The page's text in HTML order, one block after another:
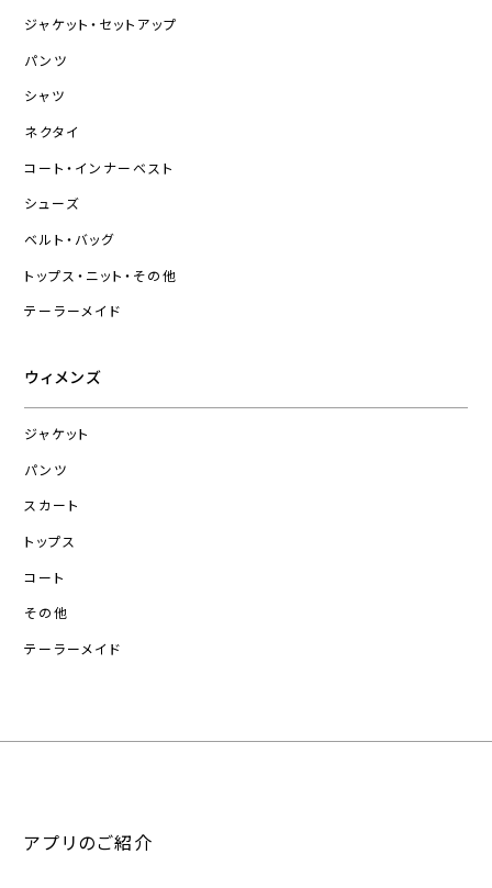
ジャケット・セットアップ
パンツ
シャツ
ネクタイ
コート・インナーベスト
シューズ
ベルト・バッグ
トップス・ニット・その他
テーラーメイド
ウィメンズ
ジャケット
パンツ
スカート
トップス
コート
その他
テーラーメイド
アプリのご紹介